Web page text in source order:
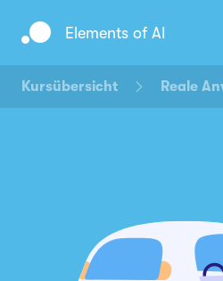
Elements of AI
Anmelden
Kursübersicht Reale